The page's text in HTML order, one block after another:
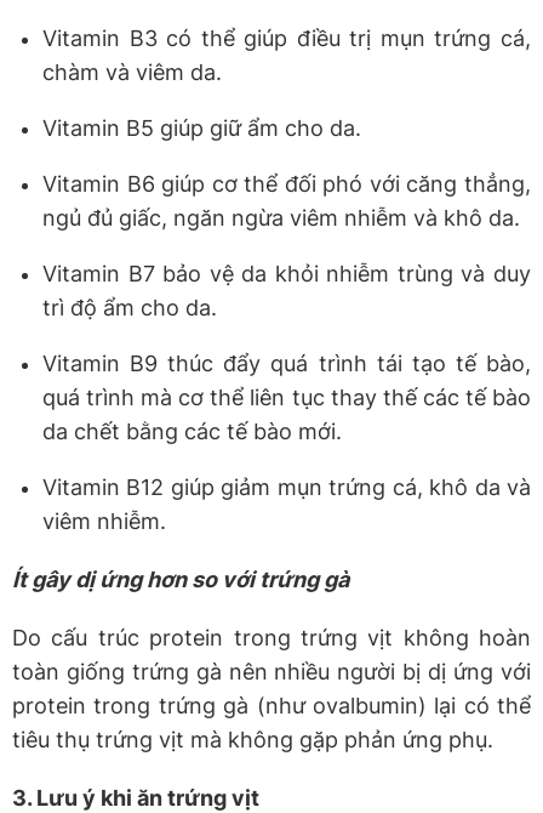
Vitamin B3 có thể giúp điều trị mụn trứng cá,
chàm và viêm da.
Vitamin B5 giúp giữ ẩm cho da.
Vitamin B6 giúp cơ thể đối phó với căng thẳng,
ngủ đủ giấc, ngăn ngừa viêm nhiễm và khô da.
Vitamin B7 bảo vệ da khỏi nhiễm trùng và duy
trì độ ẩm cho da.
Vitamin B9 thúc đẩy quá trình tái tạo tế bào,
quá trình mà cơ thể liên tục thay thế các tế bào
da chết bằng các tế bào mới.
Vitamin B12 giúp giảm mụn trứng cá, khô da và
viêm nhiễm.
Ít gây dị ứng hơn so với trứng gà
Do cấu trúc protein trong trứng vịt không hoàn
toàn giống trứng gà nên nhiều người bị dị ứng với
protein trong trứng gà (như ovalbumin) lại có thể
tiêu thụ trứng vịt mà không gặp phản ứng phụ.
3. Lưu ý khi ăn trứng vịt